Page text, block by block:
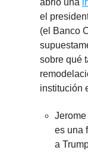
abrió una
el
(el Banco
sobre qué
institución
es una
a